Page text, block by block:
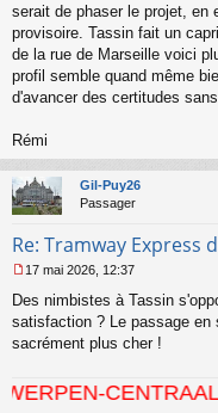
g
e
n
o
serait de phaser le projet, en
provisoire. Tassin fait un
de la rue de Marseille voici
profil semble quand même
d'avancer des certitudes
Rémi
Gil-Puy26
Passager
Re: Tramway Express
e
s
s
e
17 mai 2026, 12:37
Des nimbistes à Tassin
satisfaction ? Le passage en
sacrément plus cher !
CENTRAAL -